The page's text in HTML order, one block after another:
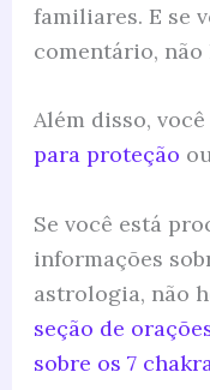
familiares. E se
comentário,
Além disso,
para proteção
Se você está
informações
astrologia, não
seção de
sobre os 7